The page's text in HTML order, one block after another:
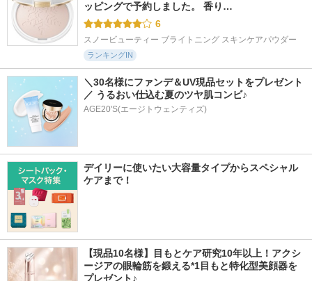
ッピングで予約しました。 香り…
6
スノービューティー ブライトニング スキンケアパウダー
ランキングIN
＼30名様にファンデ＆UV現品セットをプレゼント
／ うるおい仕込む夏のツヤ肌コンビ♪
AGE20'S(エージトウェンティズ)
デイリーに使いたい大容量タイプからスペシャル
ケアまで！
【現品10名様】目もとケア研究10年以上！アクシ
ージアの眼輪筋を鍛える*1目もと特化型美顔器を
プレゼント♪